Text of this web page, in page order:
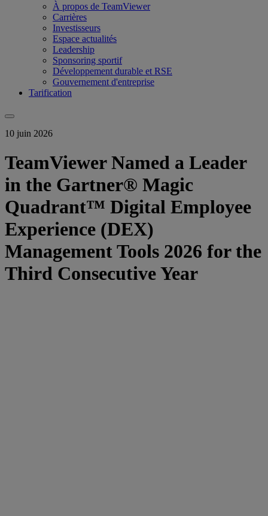
À propos de TeamViewer
Carrières
Investisseurs
Espace actualités
Leadership
Sponsoring sportif
Développement durable et RSE
Gouvernement d'entreprise
Tarification
10 juin 2026
TeamViewer Named a Leader
in the Gartner® Magic
Quadrant™ Digital Employee
Experience (DEX)
Management Tools 2026 for the
Third Consecutive Year